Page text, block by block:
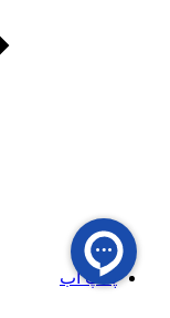
پمپ آب